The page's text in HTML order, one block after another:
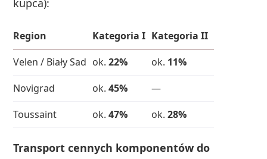
kupca):
Region Kategoria I Kategoria II
Velen / Biały Sad ok.22% ok. 11%
Novigrad
ok.45%
—
Toussaint
ok.47% ok.28%
Transport cennych komponentów do